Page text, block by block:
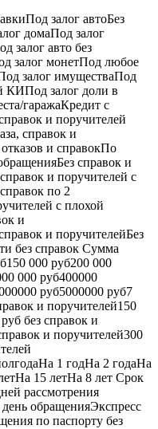
залог автоБез
домаПод залог
залог авто без
залог монетПод любое
залог имуществаПод
КИПод залог доли в
гаражаКредит с
и поручителей
справок и
и справокПо
справок и
и поручителей с
по 2
с плохой
и
и поручителейБез
без справок Сумма
000 руб200 000
000 руб400000
руб5000000 руб7
и поручителей150
без справок и
и поручителей300
1 годНа 2 годаНа
15 летНа 8 лет Срок
рассмотрения
день обращенияЭкспресс
по паспорту без